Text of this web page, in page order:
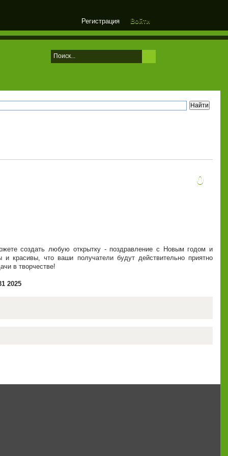
Регистрация Войти
0
создать любую открытку - поздравление с Новым годом и
красивы, что ваши получатели будут действительно приятно
в творчестве!
2025